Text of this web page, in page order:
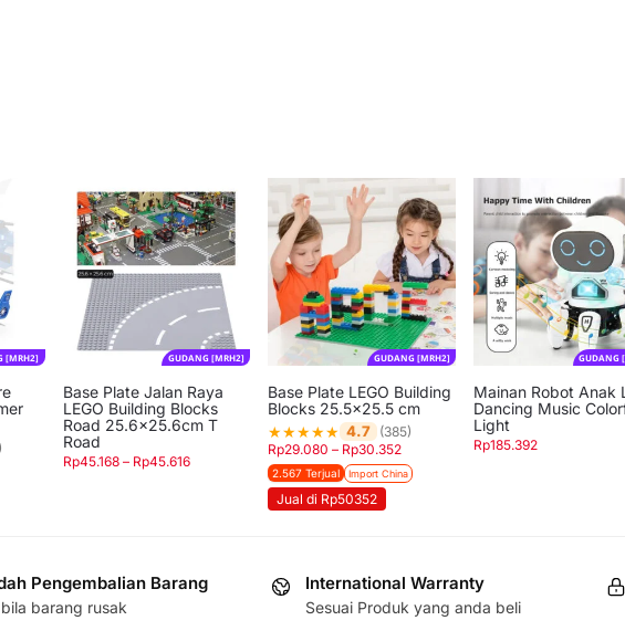
[MRH2] GUDANG [MRH2]
Base Plate Jalan Raya
LEGO Building Blocks
Road 25.6×25.6cm T
Road
Rp45.168 – Rp45.616
GUDANG [MRH2]
Base Plate LEGO Building
Blocks 25.5×25.5 cm
★★★★★ 4.7 (385)
Rp29.080 – Rp30.352
2.567 Terjual Import China
Jual di Rp50352
GUDANG
Mainan Robot Anak
Dancing Music
Light
Rp185.392
Pengembalian Barang
barang rusak
International Warranty
Sesuai Produk yang anda beli